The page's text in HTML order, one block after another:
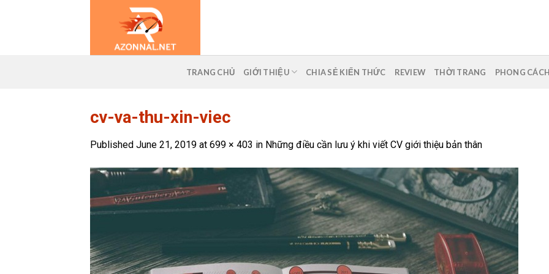
TRANG CHỦ GIỚI THIỆU CHIA SẺ KIẾN THỨC REVIEW THỜI TRANG PHONG CÁCH
cv-va-thu-xin-viec
Published June 21, 2019 at 699 × 403 in Những điều cần lưu ý khi viết CV giới thiệu bản thân